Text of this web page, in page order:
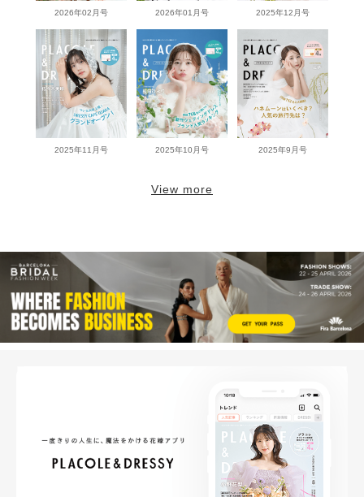
2026年02月号 2026年01月号 2025年12月号
2025年11月号 2025年10月号 2025年9月号
View more